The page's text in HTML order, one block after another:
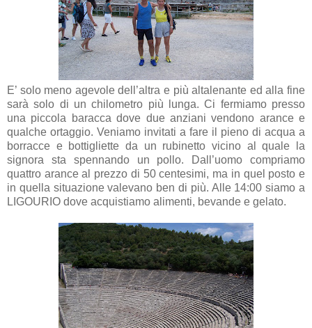
E’ solo meno agevole dell’altra e più altalenante ed alla fine
sarà solo di un chilometro più lunga. Ci fermiamo presso
una piccola baracca dove due anziani vendono arance e
qualche ortaggio. Veniamo invitati a fare il pieno di acqua a
borracce e bottigliette da un rubinetto vicino al quale la
signora sta spennando un pollo. Dall’uomo compriamo
quattro arance al prezzo di 50 centesimi, ma in quel posto e
in quella situazione valevano ben di più. Alle 14:00 siamo a
LIGOURIO dove acquistiamo alimenti, bevande e gelato.